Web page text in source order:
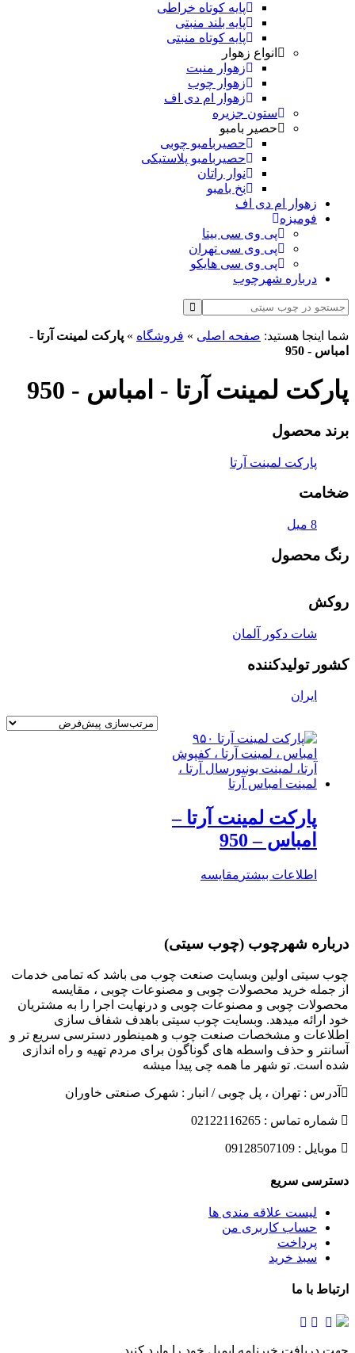
پایه کوتاه خراطی
پایه بلند منبتی
پایه کوتاه منبتی
انواع زهوار
زهوار منبت
زهوار چوب
زهوار ام دی اف
ستون جزیره
حصیر بامبو
حصیربامبو چوبی
حصیربامبو پلاستیکی
نوار راتان
نخ بامبو
زهوار ام دی اف
فومیزه
پی وی سی بیتا
پی وی سی تهران
پی وی سی هایکو
درباره شهرچوب
شما اینجا هستید: صفحه اصلی » فروشگاه » پارکت لمینت آرتا -
امباس - 950
پارکت لمینت آرتا - امباس - 950
برند محصول
پارکت لمینت آرتا
ضخامت
8 میل
رنگ محصول
روکش
شات دکور آلمان
کشور تولیدکننده
ایران
پارکت لمینت آرتا –
امباس – 950
اطلاعات بیشتر مقایسه
درباره شهرچوب (چوب سیتی)
چوب سیتی اولین وبسایت صنعت چوب می باشد که تمامی خدمات
از جمله خرید محصولات چوبی و مصنوعات چوبی ، مقایسه
محصولات چوبی و مصنوعات چوبی و درنهایت اجرا را به مشتریان
خود ارائه میدهد. وبسایت چوب سیتی باهدف شفاف سازی
اطلاعات و مشخصات صنعت چوب و همینطور دسترسی سریع تر و
آسانتر و حذف واسطه های گوناگون برای مردم تهیه و راه اندازی
شده است. تو شهر ما همه چی پیدا میشه
آدرس : تهران ، پل چوبی / انبار : شهرک صنعتی خاوران
شماره تماس : 02122116265
موبایل : 09128507109
دسترسی سریع
لیست علاقه مندی ها
حساب کاربری من
پرداخت
سبد خرید
ارتباط با ما
جهت دریافت خبرنامه ایمیل خود را وارد کنید